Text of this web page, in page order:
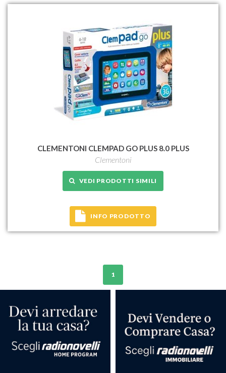
CLEMENTONI CLEMPAD GO PLUS 8.0 PLUS
Clementoni
VEDI PRODOTTI SIMILI
INFO PRODOTTO
1